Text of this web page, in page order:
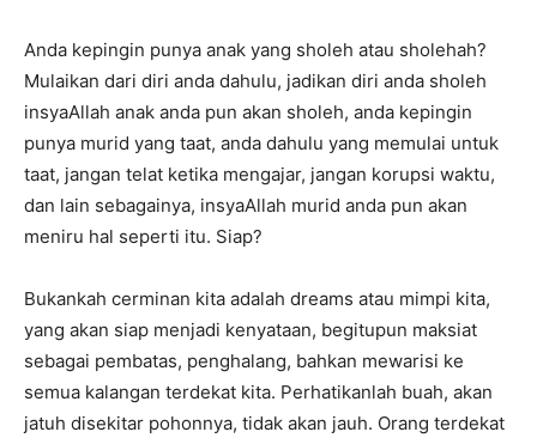
Anda kepingin punya anak yang sholeh atau sholehah?
Mulaikan dari diri anda dahulu, jadikan diri anda sholeh
insyaAllah anak anda pun akan sholeh, anda kepingin
punya murid yang taat, anda dahulu yang memulai untuk
taat, jangan telat ketika mengajar, jangan korupsi waktu,
dan lain sebagainya, insyaAllah murid anda pun akan
meniru hal seperti itu. Siap?
Bukankah cerminan kita adalah dreams atau mimpi kita,
yang akan siap menjadi kenyataan, begitupun maksiat
sebagai pembatas, penghalang, bahkan mewarisi ke
semua kalangan terdekat kita. Perhatikanlah buah, akan
jatuh disekitar pohonnya, tidak akan jauh. Orang terdekat